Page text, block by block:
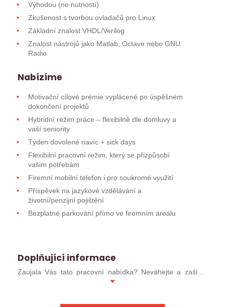
Výhodou (ne nutností)
Zkušenost s tvorbou ovladačů pro Linux
Základní znalost VHDL/Verilog
Znalost nástrojů jako Matlab, Octave nebo GNU
Radio
Nabízíme
Motivační cílové prémie vyplácené po úspěšném
dokončení projektů
Hybridní režim práce – flexibilně dle domluvy a
vaší seniority
Týden dovolené navíc + sick days
Flexibilní pracovní režim, který se přizpůsobí
vašim potřebám
Firemní mobilní telefon i pro soukromé využití
Příspěvek na jazykové vzdělávání a
životní/penzijní pojištění
Bezplatné parkování přímo ve firemním areálu
Doplňující informace
Zaujala Vás tato pracovní nabídka? Neváhejte a zašlete
svůj profesní životopis ve formátu MS WORD (ideálně
kontaktovat přímo svého konzultanta.